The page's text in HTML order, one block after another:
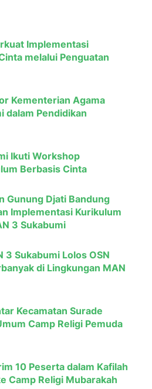
Implementasi
melalui Penguatan
Kementerian Agama
dalam Pendidikan
Ikuti Workshop
Berbasis Cinta
Gunung Djati Bandung
Implementasi Kurikulum
3 Sukabumi
3 Sukabumi Lolos OSN
di Lingkungan MAN
Kecamatan Surade
Camp Religi Pemuda
10 Peserta dalam Kafilah
Camp Religi Mubarakah